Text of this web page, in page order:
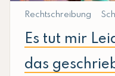
Rechtschreibung
Es tut mir
das